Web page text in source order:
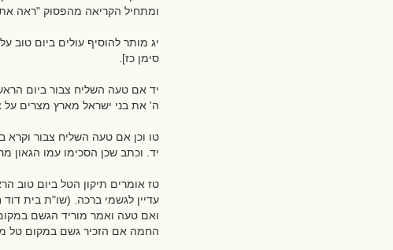
ומתחיל הקריאה מהפסוק "ראה
יג מותר להוסיף עולים ביום טוב
סימן כז].
יד אם טעה השליח צבור ביום
ה' את בני ישראל מארץ מצרים על
טו וכן אם טעה השליח צבור וקרא
יד. וכתב שכן הסכימו עמו הגאון
טז אומרים תיקון הטל ביום טוב
עדיין לגשמי ברכה. (שו"ת בית
ואם טעה ואמר מוריד הגשם
החמה אם הזכיר גשם במקום טל